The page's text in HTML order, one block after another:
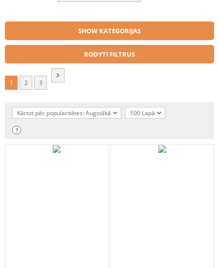
SHOW KATEGORIJAS
RODYTI FILTRUS
1 2 3
Kārtot pēc popularitātes: Augstākā 100 Lapā
?